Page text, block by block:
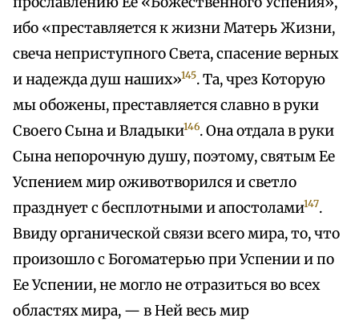
ибо «преставляется к жизни Матерь Жизни,
свеча неприступного Света, спасение верных
и надежда душ наших»145. Та, чрез Которую
мы обожены, преставляется славно в руки
Своего Сына и Владыки146. Она отдала в руки
Сына непорочную душу, поэтому, святым Ее
Успением мир оживотворился и светло
празднует с бесплотными и апостолами147.
Ввиду органической связи всего мира, то, что
произошло с Богоматерью при Успении и по
Ее Успении, не могло не отразиться во всех
областях мира, — в Ней весь мир